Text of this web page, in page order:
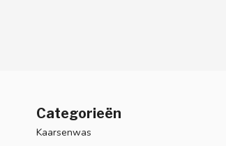
Categorieën
Kaarsenwas